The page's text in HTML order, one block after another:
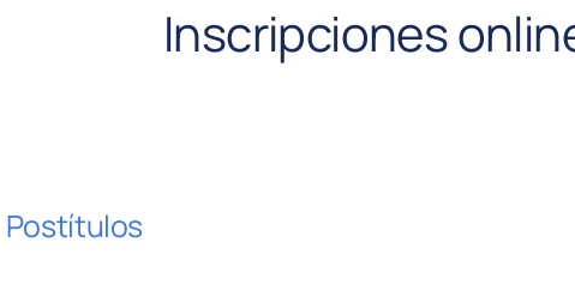
Inscripciones
Postítulos